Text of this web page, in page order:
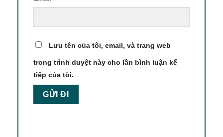
Lưu tên của tôi, email, và trang web
trong trình duyệt này cho lần bình luận kế
tiếp của tôi.